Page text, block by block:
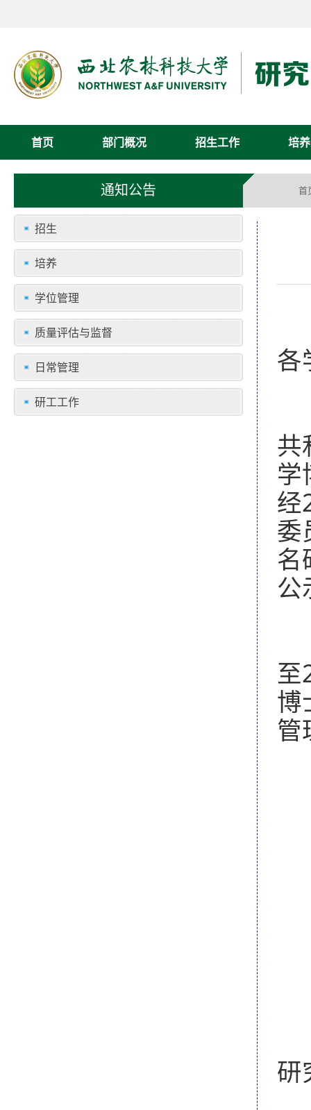
首页 部门概况 招生工作 培
通知公告 首
招生
培养
学位管理
质量评估与监督
日常管理
研工工作
各
共
学
经
委
名
公
至
博
管
研